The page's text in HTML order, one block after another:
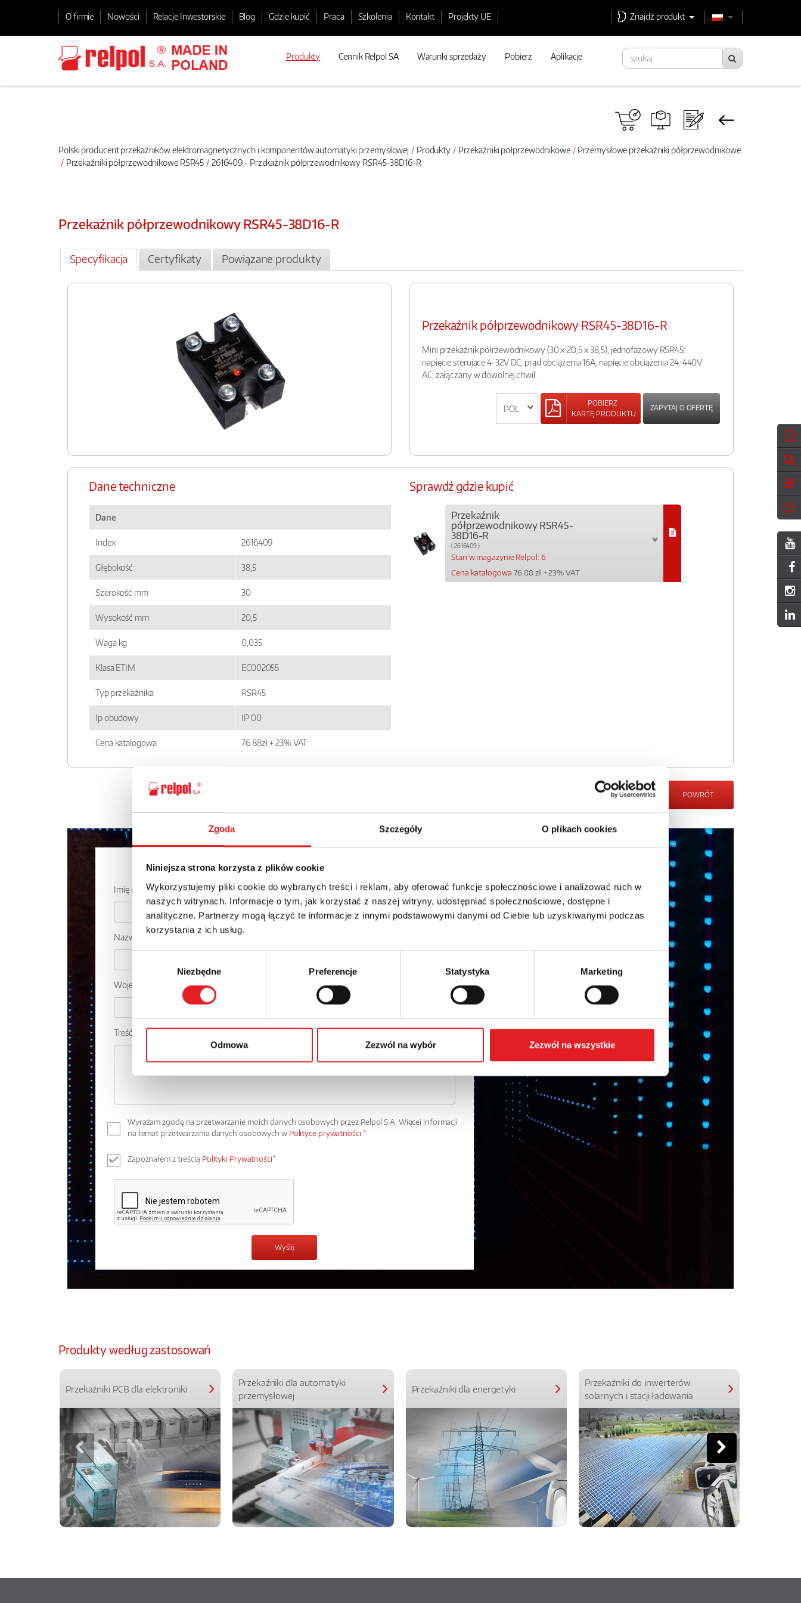
Zgoda Szczegóły O plikach cookies
Niniejsza strona korzysta z plików cookie
Wykorzystujemy pliki cookie do wybranych treści i reklam, aby oferować funkcje społecznościowe i analizować ruch w
naszych witrynach. Informacje o tym, jak korzystać z naszej witryny, udostępniać społecznościowe, dostępne i
analityczne. Partnerzy mogą łączyć te informacje z innymi podstawowymi danymi od Ciebie lub uzyskiwanymi podczas
korzystania z ich usług.
zgody
Niezbędne Preferencje Statystyka Marketing
Odmowa Zezwól na wybór Zezwól na wszystkie
O firmie Nowości Relacje Inwestorskie Blog Gdzie kupić Praca Szkolenia Kontakt Projekty UE Znajdź produkt
Produkty Cennik Relpol SA Warunki sprzedaży Pobierz Aplikacje
Polski producent przekaźników elektromagnetycznych i komponentów automatyki przemysłowej Produkty Przekaźniki półprzewodnikowe
Przemysłowe przekaźniki półprzewodnikowe
Przekaźniki półprzewodnikowe RSR45
2616409 - Przekaźnik półprzewodnikowy RSR45-38D16-R
Przekaźnik półprzewodnikowy RSR45-38D16-R
Specyfikacja Certyfikaty Powiązane produkty
Przekaźnik półprzewodnikowy RSR45-38D16-R
Mini przekaźnik półrzewodnikowy (30 x 20,5 x 38,5), jednofazowy RSR45:
napięcie sterujące 4-32V DC, prąd obciążenia 16A, napięcie obciążenia 24-440V
AC, załączany w dowolnej chwil.
POBIERZ
KARTĘ PRODUKTU
ZAPYTAJ O OFERTĘ
Dane techniczne
Dane
Index 2616409
Głębokość 38,5
Szerokość mm 30
Wysokość mm 20,5
Waga kg 0,035
Klasa ETIM EC002055
Typ przekaźnika RSR45
Ip obudowy IP 00
Cena katalogowa 76.88zł + 23% VAT
Sprawdź gdzie kupić
Przekaźnik
półprzewodnikowy RSR45-
38D16-R
( 2616409 )
Stan w magazynie Relpol: 6
Cena katalogowa 76.88 zł + 23% VAT
POWRÓT
Zapytaj o szczegóły oferty
Imię i nazwisko: * Adres e-mail: *
Nazwa firmy:
Województwo:
Treść: *
Wyrażam zgodę na przetwarzanie moich danych osobowych przez Relpol S.A. Więcej informacji
na temat przetwarzania danych osobowych w Polityce prywatności.*
Zapoznałem z treścią Polityki Prywatności*
Produkty według zastosowań
Przekaźniki PCB dla elektroniki
Przekaźniki dla automatyki
przemysłowej
Przekaźniki dla energetyki
Przekaźniki do inwerterów
solarnych i stacji ładowania